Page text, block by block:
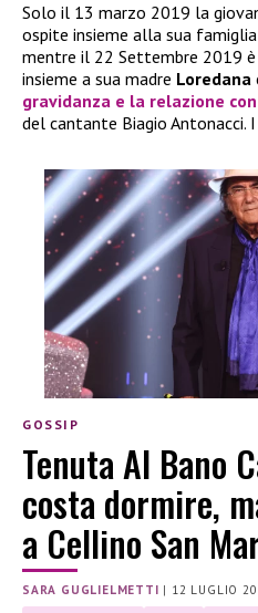
Solo il 13 marzo 2019 la
ospite insieme alla sua
mentre il 22 Settembre 2019
insieme a sua madre Loredana
gravidanza e la relazione
del cantante Biagio Antonacci.
GOSSIP
Tenuta Al Bano
costa dormire,
a Cellino San
SARA GUGLIELMETTI | 12 LUGLIO